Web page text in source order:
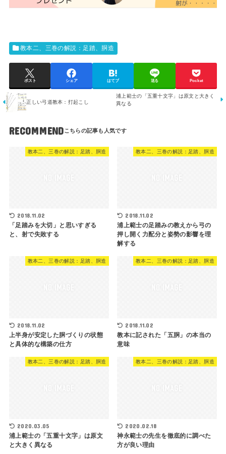
教本二、三巻の解説：足踏、胴造
ポスト シェア はてブ 送る Pocket
正しい弓道教本：打起こし
浦上範士の「五重十文字」は原文と大きく
異なる
RECOMMEND
教本二、三巻の解説：足踏、胴造
2018.11.02
「足踏みを大切」と思いすぎる
と、射で失敗する
教本二、三巻の解説：足踏、胴造
2018.11.02
浦上範士の足踏みの教えから弓の
押し開く力配分と姿勢の影響を理
解する
教本二、三巻の解説：足踏、胴造
2018.11.02
上半身が安定した胴づくりの状態
と具体的な構築の仕方
教本二、三巻の解説：足踏、胴造
2018.11.02
教本に記された「五胴」の本当の
意味
教本二、三巻の解説：足踏、胴造
2020.03.05
浦上範士の「五重十文字」は原文
と大きく異なる
教本二、三巻の解説：足踏、胴造
2020.02.18
神永範士の先生を徹底的に調べた
方が良い理由